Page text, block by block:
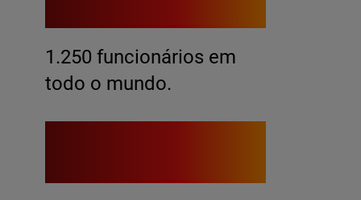
1.250 funcionários em
todo o mundo.